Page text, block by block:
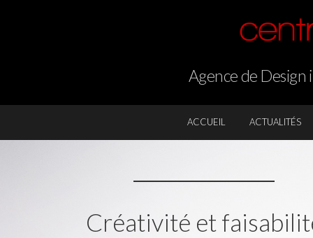
Agence de
ACCUEIL ACTUALITÉS
Créativité et